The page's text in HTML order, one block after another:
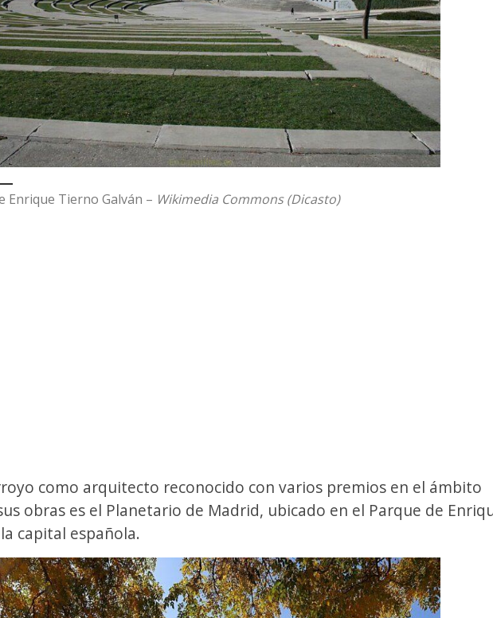
Enrique Tierno Galván – Wikimedia Commons (Dicasto)
como arquitecto reconocido con varios premios en el ámbito
obras es el Planetario de Madrid, ubicado en el Parque de
capital española.